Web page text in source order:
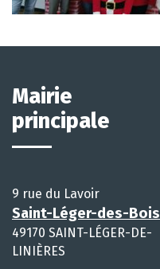
Mairie
principale
9 rue du Lavoir
Saint-Léger-des-Bois
49170 SAINT-LÉGER-DE-
LINIÈRES